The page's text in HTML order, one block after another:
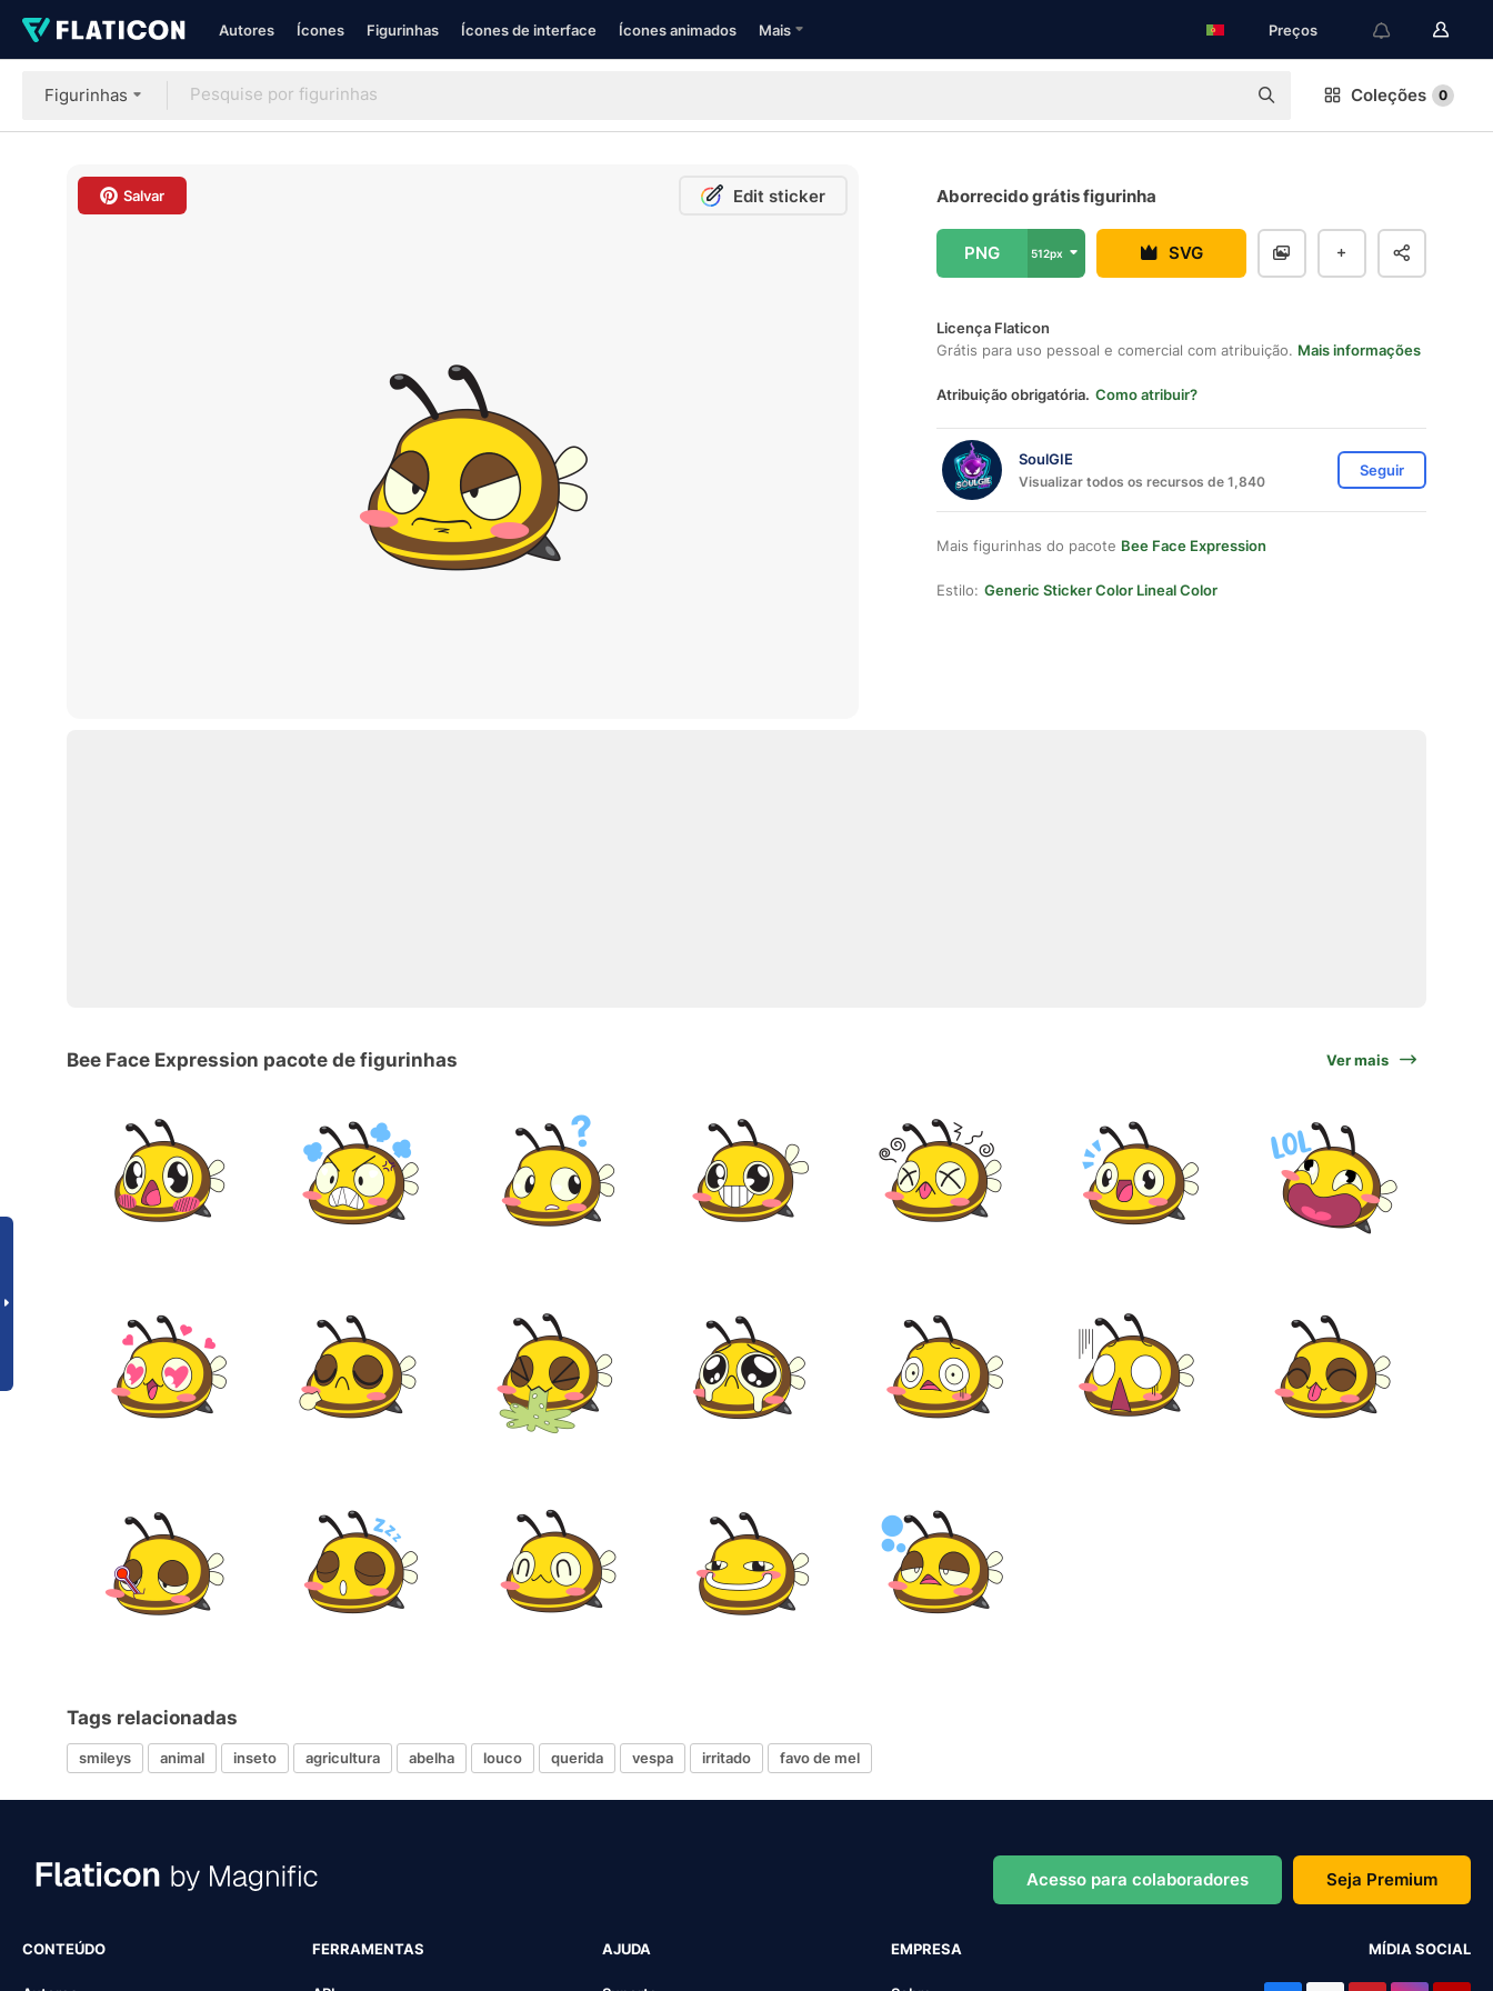
Autores Ícones Figurinhas Ícones de interface Ícones animados Mais Preços
Figurinhas Coleções 0
Salvar Edit sticker Aborrecido grátis figurinha
PNG 512px SVG
Licença Flaticon
Grátis para uso pessoal e comercial com atribuição. Mais informações
Atribuição obrigatória. Como atribuir?
SoulGIE
Visualizar todos os recursos de 1,840
Seguir
Mais figurinhas do pacote Bee Face Expression
Estilo: Generic Sticker Color Lineal Color
Bee Face Expression pacote de figurinhas Ver mais
Tags relacionadas
smileys animal inseto agricultura abelha louco querida vespa irritado favo de mel
Acesso para colaboradores Seja Premium
CONTEÚDO FERRAMENTAS AJUDA EMPRESA MÍDIA SOCIAL